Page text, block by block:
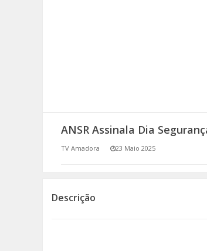
(RE) PENSAMENTOS
ANSR Assinala Dia
TV Amadora 23 Maio 2025
Descrição